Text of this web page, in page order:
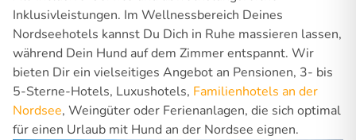
Inklusivleistungen. Im Wellnessbereich Deines
Nordseehotels kannst Du Dich in Ruhe massieren lassen,
während Dein Hund auf dem Zimmer entspannt. Wir
bieten Dir ein vielseitiges Angebot an Pensionen, 3- bis
5-Sterne-Hotels, Luxushotels, Familienhotels an der
Nordsee, Weingüter oder Ferienanlagen, die sich optimal
für einen Urlaub mit Hund an der Nordsee eignen.